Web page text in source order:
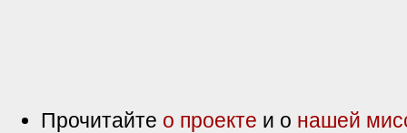
Прочитайте о проекте и о нашей